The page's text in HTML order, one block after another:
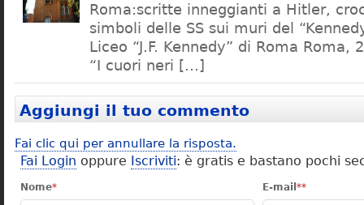
Roma:scritte inneggianti a Hitler,
simboli delle SS sui muri del
Liceo “J.F. Kennedy” di Roma Roma,
“I cuori neri […]
Aggiungi il tuo commento
Fai clic qui per annullare la risposta.
Fai Login oppure Iscriviti: è gratis e bastano pochi
Nome* E-mail **